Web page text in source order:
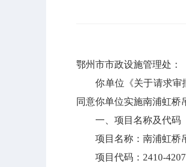
鄂州市市政设施管理处：
你单位《关于请求审批
同意你单位实施南浦虹桥
一、项目名称及代码
项目名称：南浦虹桥吊
项目代码：2410-